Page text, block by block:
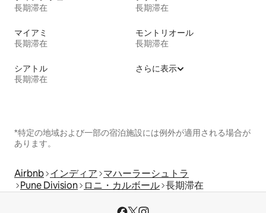
長期滞在
長期滞在
マイアミ
長期滞在
モントリオール
長期滞在
シアトル
長期滞在
さらに表示
*特定の地域および一部の宿泊施設には例外が適用される場合が
あります。
Airbnb インディア マハーラーシュトラ
Pune Division
ロニ・カルボール 長期滞在